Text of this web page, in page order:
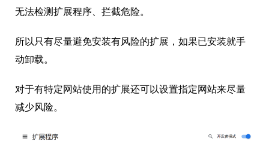
无法检测扩展程序、拦截危险。
所以只有尽量避免安装有风险的扩展，如果已安装就手
动卸载。
对于有特定网站使用的扩展还可以设置指定网站来尽量
减少风险。